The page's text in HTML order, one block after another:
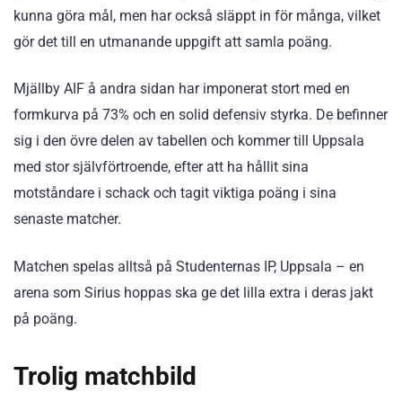
kunna göra mål, men har också släppt in för många, vilket
gör det till en utmanande uppgift att samla poäng.
Mjällby AIF å andra sidan har imponerat stort med en
formkurva på 73% och en solid defensiv styrka. De befinner
sig i den övre delen av tabellen och kommer till Uppsala
med stor självförtroende, efter att ha hållit sina
motståndare i schack och tagit viktiga poäng i sina
senaste matcher.
Matchen spelas alltså på Studenternas IP, Uppsala – en
arena som Sirius hoppas ska ge det lilla extra i deras jakt
på poäng.
Trolig matchbild